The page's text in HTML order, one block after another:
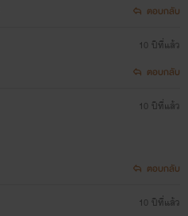
ตอบกลับ
10 ปีที่แล้ว
ตอบกลับ
10 ปีที่แล้ว
ตอบกลับ
10 ปีที่แล้ว